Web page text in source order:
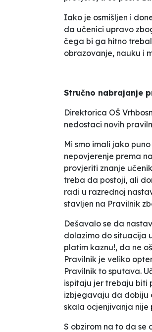
Iako je osmišljen i
da učenici upravo
čega bi ga hitno
obrazovanje, nauku i
Stručno nabrajanje
Direktorica OŠ
nedostaci novih
Mi smo imali jako
nepovjerenje prema
provjeriti znanje
treba da postoji, ali
radi u razrednoj
stavljen na Pravilnik
Dešavalo se da
dolazimo do situacija
platim kaznu!, da ne
Pravilnik je veliko
Pravilnik to sputava.
ispitaju jer trebaju biti
izbjegavaju da dobiju
skala ocjenjivanja nije
S obzirom na to da se